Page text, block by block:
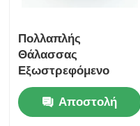
Πολλαπλής
Θάλασσας
Εξωστρεφόμενο
Αλουμίνιο για
Ηλεκτρονικές
Συσκευές
Αποστολή